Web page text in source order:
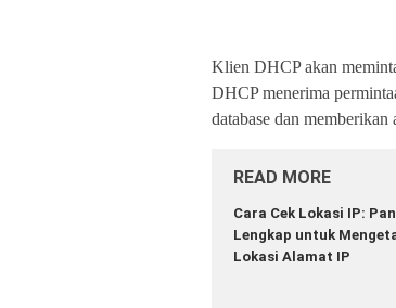
Klien DHCP akan
DHCP menerima
database dan
READ MORE
Cara Cek Lokasi IP:
Lengkap untuk
Lokasi Alamat IP